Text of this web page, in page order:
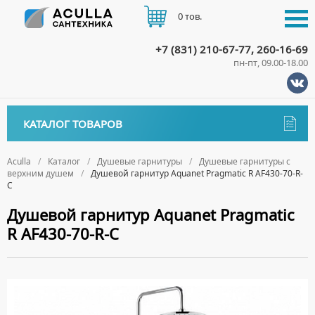
Aculla Каталог Душевые гарнитуры
Душевые гарнитуры с
верхним душем
Душевой гарнитур Aquanet Pragmatic R AF430-70-R-
C
Душевой гарнитур Aquanet Pragmatic
R AF430-70-R-C
КАТАЛОГ ТОВАРОВ
ДЕРЖАТЕЛИ
ДОЗАТОРЫ ДЛЯ МЫЛА
ЕРШИКИ
Биде
ПОДВЕСНЫЕ БИДЕ
АКРИЛОВЫЕ ВАННЫ
Ванны комплектующие
БОКОВЫЕ ПАНЕЛИ
Водонагреватели
ВОДОНАГРЕВАТЕЛИ КОСВЕННОГО НАГРЕВА
+7 (831) 210-67-77, 260-16-69
пн-пт, 09.00-18.00
0 тов.
ДОСТАВКА